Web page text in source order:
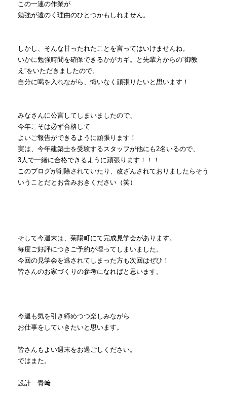
この一連の作業が
勉強が遠のく理由のひとつかもしれません。
しかし、そんな甘ったれたことを言ってはいけませんね。
いかに勉強時間を確保できるかがカギ。と先輩方からの“御教
え”をいただきましたので、
自分に喝を入れながら、悔いなく頑張りたいと思います！
みなさんに公言してしまいましたので、
今年こそは必ず合格して
よいご報告ができるように頑張ります！
実は、今年建築士を受験するスタッフが他にも2名いるので、
3人で一緒に合格できるように頑張ります！！！
このブログが削除されていたり、改ざんされておりましたらそう
いうことだとお含みおきください（笑）
そして今週末は、菊陽町にて完成見学会があります。
毎度ご好評につきご予約が埋ってしまいました。
今回の見学会を逃されてしまった方も次回はぜひ！
皆さんのお家づくりの参考になればと思います。
今週も気を引き締めつつ楽しみながら
お仕事をしていきたいと思います。
皆さんもよい週末をお過ごしください。
ではまた。
設計 青﨑